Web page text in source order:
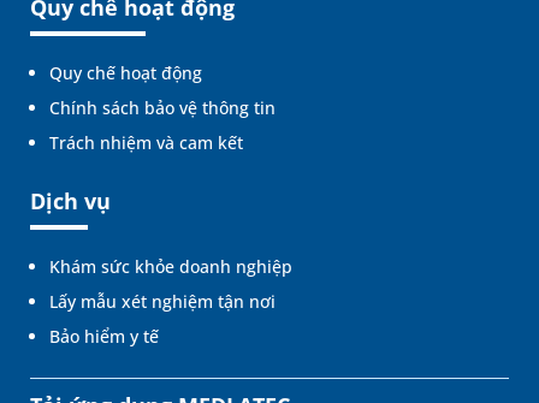
Quy chế hoạt động
Quy chế hoạt động
Chính sách bảo vệ thông tin
Trách nhiệm và cam kết
Dịch vụ
Khám sức khỏe doanh nghiệp
Lấy mẫu xét nghiệm tận nơi
Bảo hiểm y tế